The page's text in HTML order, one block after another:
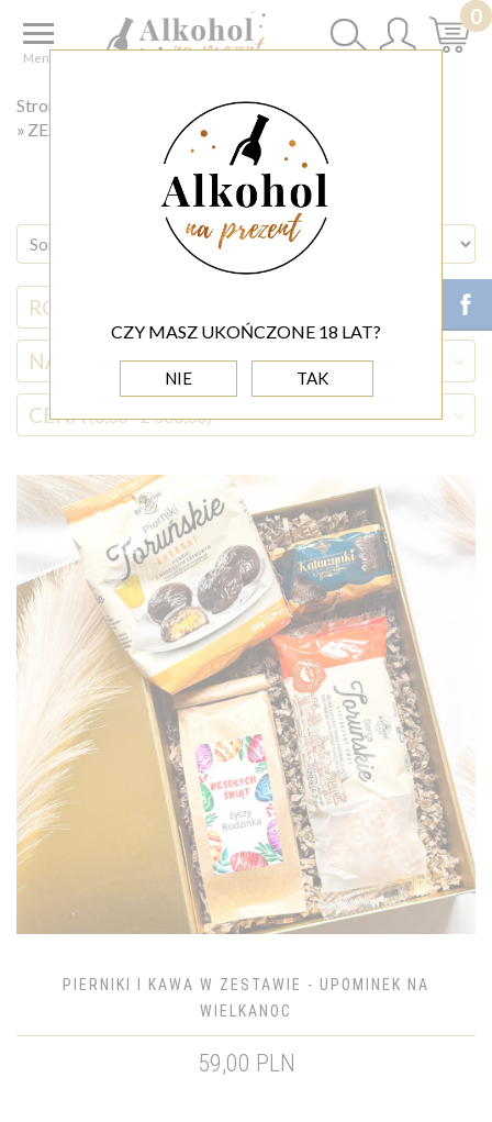
CZY MASZ UKOŃCZONE 18 LAT?
NIE TAK
0
Menu
Strona główna
ZESTAWY PREZENTOWE KAWA
ZESTAWY Z PIERNIKAMI KOPERNIK
RODZAJ ALKOHOLU
NAZWA ALKOHOLU
CENA(0,00 - 2 000,00)
PIERNIKI I KAWA W ZESTAWIE - UPOMINEK NA
WIELKANOC
59,00 PLN